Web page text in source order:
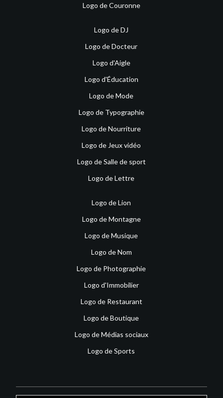
Logo de Couronne
Logo de DJ
Logo de Docteur
Logo d'Aigle
Logo d'Éducation
Logo de Mode
Logo de Typographie
Logo de Nourriture
Logo de Jeux vidéo
Logo de Salle de sport
Logo de Lettre
Logo de Lion
Logo de Montagne
Logo de Musique
Logo de Nom
Logo de Photographie
Logo d'Immobilier
Logo de Restaurant
Logo de Boutique
Logo de Médias sociaux
Logo de Sports